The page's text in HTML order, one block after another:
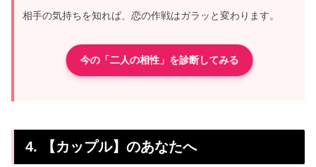
相手の気持ちを知れば、恋の作戦はガラッと変わります。
今の「二人の相性」を診断してみる
4. 【カップル】のあなたへ